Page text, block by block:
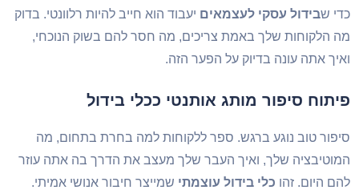
כדי שבידול עסקי לעצמאים יעבוד הוא חייב להיות רלוונטי. בדוק
מה הלקוחות שלך באמת צריכים, מה חסר להם בשוק הנוכחי,
ואיך אתה עונה בדיוק על הפער הזה.
פיתוח סיפור מותג אותנטי ככלי בידול
סיפור טוב נוגע ברגש. ספר ללקוחות למה בחרת בתחום, מה
המוטיבציה שלך, ואיך העבר שלך מעצב את הדרך בה אתה עוזר
להם היום. זהו כלי בידול עוצמתי שמייצר חיבור אנושי אמיתי.